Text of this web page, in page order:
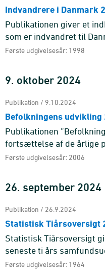
Indvandrere i Danmark
Publikationen giver et
som er indvandret til
i samfundet. Den går bl.a. i
Første udgivelsesår: 1998
9. oktober 2024
Publikation / 9.10.2024
Befolkningens udvikling
Publikationen
fortsættelse af de årlige
befolkningsudviklingen i
Første udgivelsesår: 2006
26. september 2024
Publikation / 26.9.2024
Statistisk Tiårsoversigt
Statistisk Tiårsoversigt
seneste ti års
tekster. Temaartiklen
Første udgivelsesår: 1964